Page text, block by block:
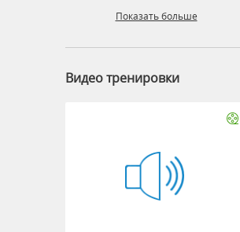
Показать больше
Видео тренировки